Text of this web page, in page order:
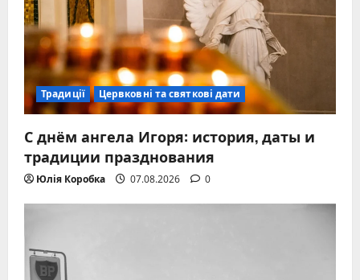
Традиції Цервковні та святкові дати
С днём ангела Игоря: история, даты и
традиции празднования
Юлія Коробка 07.08.2026 0